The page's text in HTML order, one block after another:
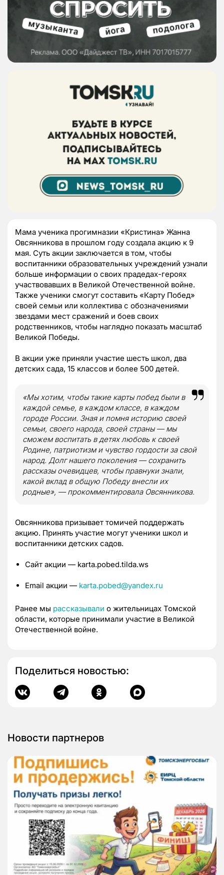
Мама ученика прогимназии «Кристина» Жанна
Овсянникова в прошлом году создала акцию к 9
мая. Суть акции заключается в том, чтобы
воспитанники образовательных учреждений узнали
больше информации о своих прадедах-героях
участвовавших в Великой Отечественной войне.
Также ученики смогут составить «Карту Побед»
своей семьи или коллектива с обозначениями
звездами мест сражений и боев своих
родственников, чтобы наглядно показать масштаб
Великой Победы.
В акции уже приняли участие шесть школ, два
детских сада, 15 классов и более 500 детей.
«Мы хотим, чтобы такие карты побед были в
каждой семье, в каждом классе, в каждом
городе России. Зная и помня историю своей
семьи, своего народа, своей страны — мы
сможем воспитать в детях любовь к своей
Родине, патриотизм и чувство гордости за свой
народ. Долг нашего поколения — сохранить
рассказы очевидцев, чтобы правнуки знали,
какой вклад в общую Победу внесли их
родные», — прокомментировала Овсянникова.
Овсянникова призывает томичей поддержать
акцию. Принять участие могут ученики школ и
воспитанники детских садов.
Сайт акции — karta.pobed.tilda.ws
Email акции — karta.pobed@yandex.ru
Ранее мы рассказывали о жительницах Томской
области, которые принимали участие в Великой
Отечественной войне.
Поделиться новостью:
Новости партнеров